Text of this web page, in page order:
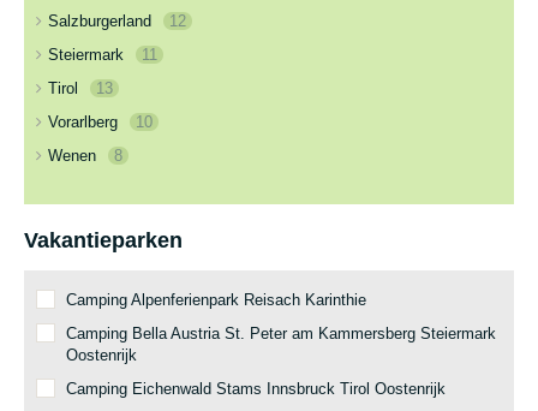
Salzburgerland
12
Steiermark
11
Tirol
13
Vorarlberg
10
Wenen
8
Vakantieparken
Camping Alpenferienpark Reisach Karinthie
Camping Bella Austria St. Peter am Kammersberg Steiermark
Oostenrijk
Camping Eichenwald Stams Innsbruck Tirol Oostenrijk